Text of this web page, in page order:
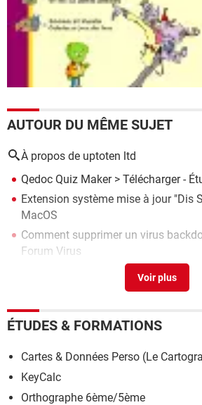
AUTOUR DU MÊME SUJET
À propos de uptoten ltd
Qedoc Quiz Maker> Télécharger -
Extension système mise à jour "Dis
MacOS
Comment supprimer un virus
Forum Virus
>Forum
Minuteur digital Paget 9159>
connectés
ÉTUDES & FORMATIONS
Cartes & Données Perso (Le
KeyCalc
Orthographe 6ème/5ème